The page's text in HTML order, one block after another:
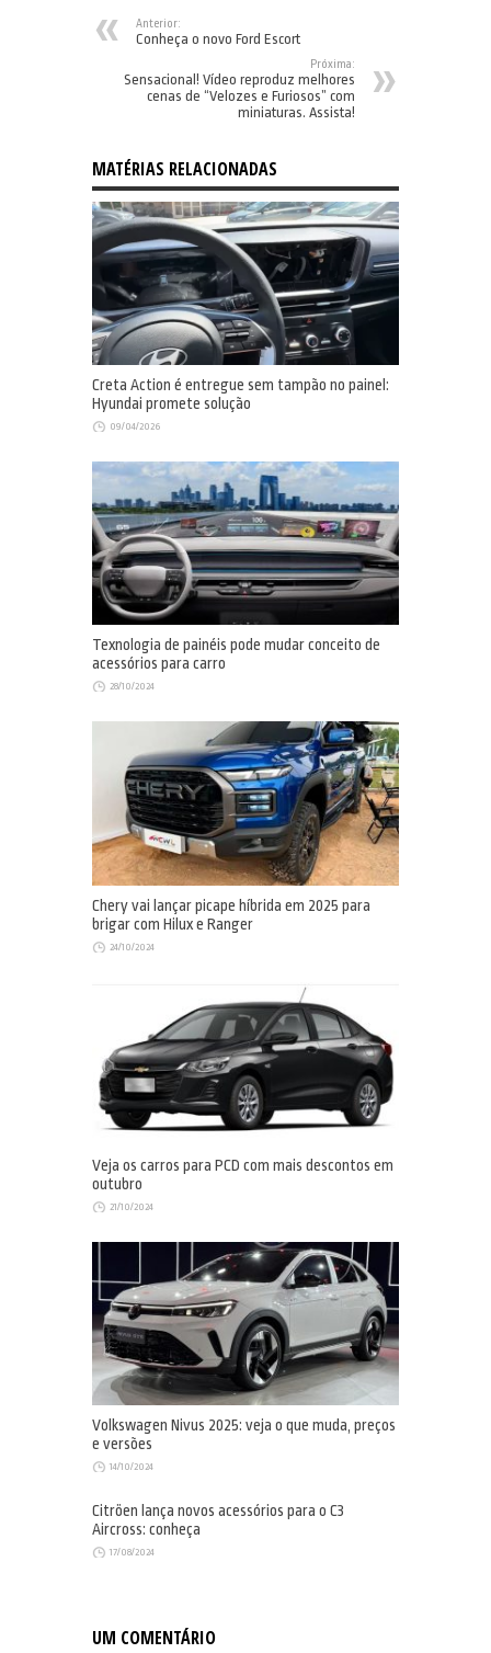
Anterior:
Conheça o novo Ford Escort
Próxima:
Sensacional! Vídeo reproduz melhores
cenas de “Velozes e Furiosos” com
miniaturas. Assista!
MATÉRIAS RELACIONADAS
Creta Action é entregue sem tampão no painel:
Hyundai promete solução
09/04/2026
Texnologia de painéis pode mudar conceito de
acessórios para carro
28/10/2024
Chery vai lançar picape híbrida em 2025 para
brigar com Hilux e Ranger
24/10/2024
Veja os carros para PCD com mais descontos em
outubro
21/10/2024
Volkswagen Nivus 2025: veja o que muda, preços
e versões
14/10/2024
Citröen lança novos acessórios para o C3
Aircross: conheça
17/08/2024
UM COMENTÁRIO